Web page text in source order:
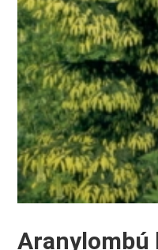
Aranylombú